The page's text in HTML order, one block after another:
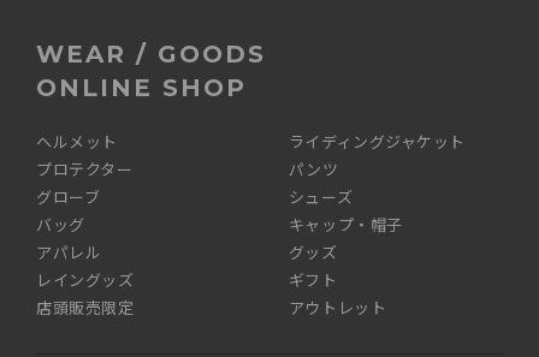
WEAR / GOODS
ONLINE SHOP
ヘルメット
ライディングジャケット
プロテクター
パンツ
グローブ
シューズ
バッグ
キャップ・帽子
アパレル
グッズ
レイングッズ
ギフト
店頭販売限定
アウトレット